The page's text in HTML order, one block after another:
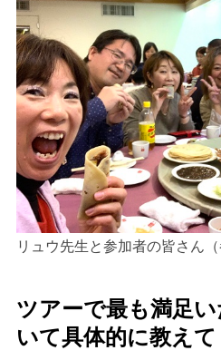
リュウ先生と参加者の皆さん
ツアーで最も満足
いて具体的に教えて